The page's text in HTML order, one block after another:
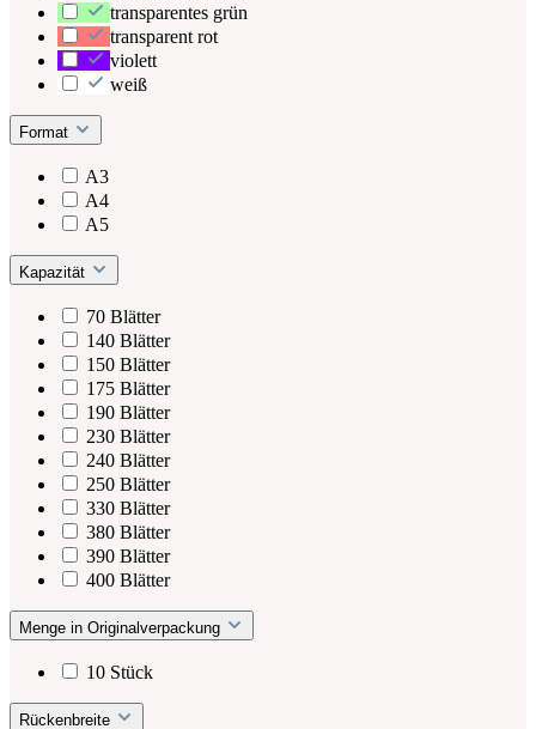
transparentes grün
transparent rot
violett
weiß
Format
A3
A4
A5
Kapazität
70 Blätter
140 Blätter
150 Blätter
175 Blätter
190 Blätter
230 Blätter
240 Blätter
250 Blätter
330 Blätter
380 Blätter
390 Blätter
400 Blätter
Menge in Originalverpackung
10 Stück
Rückenbreite